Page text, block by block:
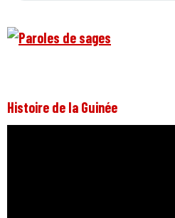
Histoire de la Guinée